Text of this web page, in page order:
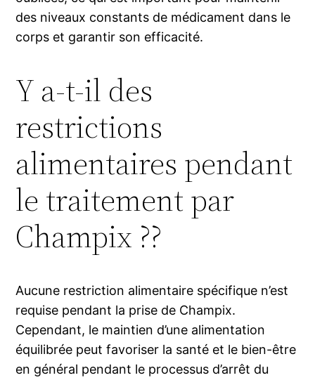
des niveaux constants de médicament dans le
corps et garantir son efficacité.
Y a-t-il des
restrictions
alimentaires pendant
le traitement par
Champix ??
Aucune restriction alimentaire spécifique n’est
requise pendant la prise de Champix.
Cependant, le maintien d’une alimentation
équilibrée peut favoriser la santé et le bien-être
en général pendant le processus d’arrêt du